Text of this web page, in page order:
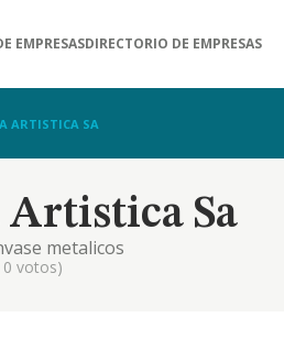
EMPRESASDIRECTORIO DE EMPRESAS
ARTISTICA SA
Artistica Sa
metalicos
0 votos)